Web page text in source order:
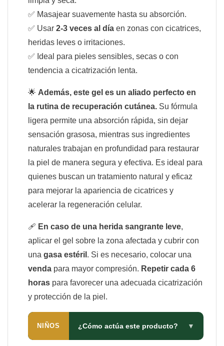
✅ Masajear suavemente hasta su absorción.
✅ Usar 2-3 veces al día en zonas con cicatrices,
heridas leves o irritaciones.
✅ Ideal para pieles sensibles, secas o con
tendencia a cicatrización lenta.
🌟 Además, este gel es un aliado perfecto en
la rutina de recuperación cutánea. Su fórmula
ligera permite una absorción rápida, sin dejar
sensación grasosa, mientras sus ingredientes
naturales trabajan en profundidad para restaurar
la piel de manera segura y efectiva. Es ideal para
quienes buscan un tratamiento natural y eficaz
para mejorar la apariencia de cicatrices y
acelerar la regeneración celular.
🩹 En caso de una herida sangrante leve,
aplicar el gel sobre la zona afectada y cubrir con
una gasa estéril . Si es necesario, colocar una
venda para mayor compresión. Repetir cada 6
horas para favorecer una adecuada cicatrización
y protección de la piel.
NIÑOS ¿Cómo actúa este producto? ▼